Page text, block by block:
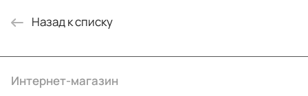
Назад к списку
Интернет-магазин